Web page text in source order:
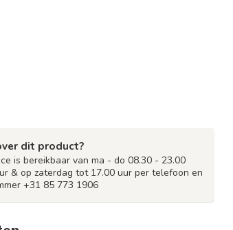
dit product?
is bereikbaar van ma - do 08.30 - 23.00
& op zaterdag tot 17.00 uur per telefoon en
+31 85 773 1906